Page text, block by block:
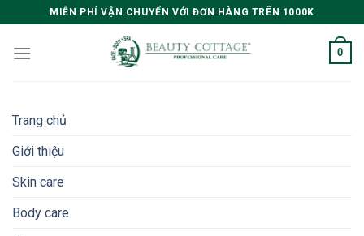
to
content
MIỄN PHÍ VẬN CHUYỂN VỚI ĐƠN HÀNG TRÊN 1000K
0
Trang chủ
Giới thiệu
Skin care
Body care